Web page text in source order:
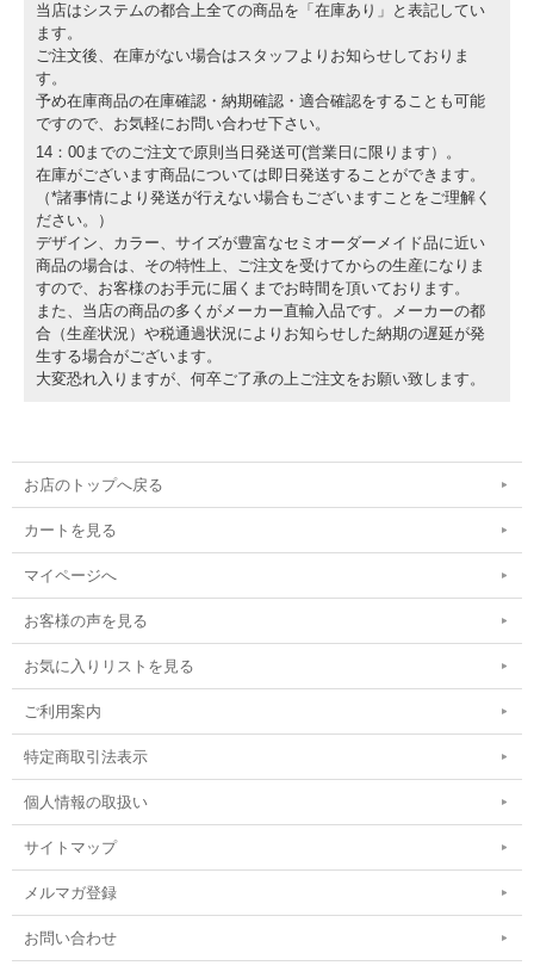
当店はシステムの都合上全ての商品を「在庫あり」と表記してい
ます。
ご注文後、在庫がない場合はスタッフよりお知らせしておりま
す。
予め在庫商品の在庫確認・納期確認・適合確認をすることも可能
ですので、お気軽にお問い合わせ下さい。
14：00までのご注文で原則当日発送可(営業日に限ります）。
在庫がございます商品については即日発送することができます。
（*諸事情により発送が行えない場合もございますことをご理解く
ださい。）
デザイン、カラー、サイズが豊富なセミオーダーメイド品に近い
商品の場合は、その特性上、ご注文を受けてからの生産になりま
すので、お客様のお手元に届くまでお時間を頂いております。
また、当店の商品の多くがメーカー直輸入品です。メーカーの都
合（生産状況）や税通過状況によりお知らせした納期の遅延が発
生する場合がございます。
大変恐れ入りますが、何卒ご了承の上ご注文をお願い致します。
お店のトップへ戻る
カートを見る
マイページへ
お客様の声を見る
お気に入りリストを見る
ご利用案内
特定商取引法表示
個人情報の取扱い
サイトマップ
メルマガ登録
お問い合わせ